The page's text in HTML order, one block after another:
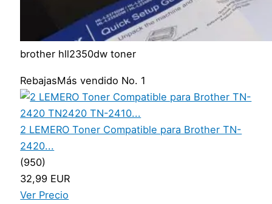
brother hll2350dw toner
RebajasMás vendido No. 1
2 LEMERO Toner Compatible para Brother TN-
2420...
(950)
32,99 EUR
Ver Precio